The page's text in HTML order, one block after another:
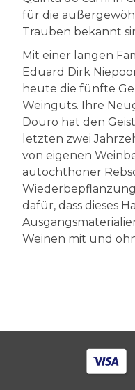
für die
Trauben bekannt
Mit einer langen
Eduard Dirk
heute die fünfte
Weinguts. Ihre
Douro hat den
letzten zwei
von eigenen
autochthoner
dafür, dass dieses
Weinen mit und